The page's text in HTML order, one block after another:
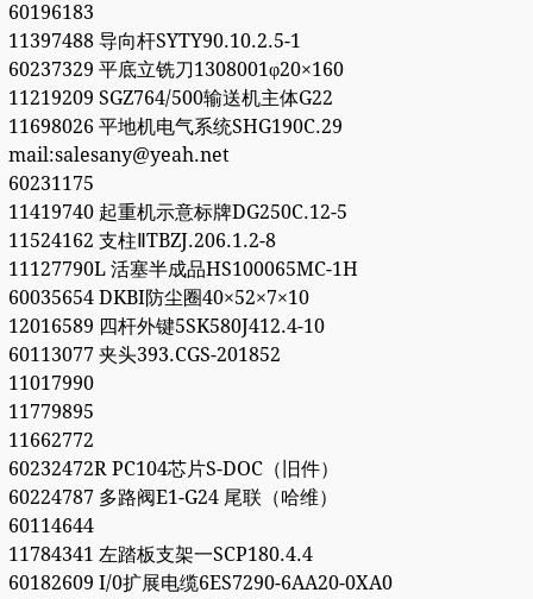
60196183
11397488 导向杆SYTY90.10.2.5-1
60237329 平底立铣刀1308001φ20×160
11219209 SGZ764/500输送机主体G22
11698026 平地机电气系统SHG190C.29
mail:salesany@yeah.net
60231175
11419740 起重机示意标牌DG250C.12-5
11524162 支柱ⅡTBZJ.206.1.2-8
11127790L 活塞半成品HS100065MC-1H
60035654 DKBI防尘圈40×52×7×10
12016589 四杆外键5SK580J412.4-10
60113077 夹头393.CGS-201852
11017990
11779895
11662772
60232472R PC104芯片S-DOC（旧件）
60224787 多路阀E1-G24 尾联（哈维）
60114644
11784341 左踏板支架一SCP180.4.4
60182609 I/0扩展电缆6ES7290-6AA20-0XA0